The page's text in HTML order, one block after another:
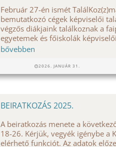
Február 27-én ismét
bemutatkozó cégek képviselői
végzős diákjaink találkoznak a
egyetemek és főiskolák
bővebben
2026. JANUÁR 31.
BEIRATKOZÁS 2025.
A beiratkozás menete a
18-26. Kérjük, vegyék igénybe a
elérhető funkciót. Az adatok